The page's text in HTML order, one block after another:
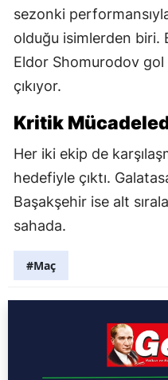
sezonki
olduğu isimlerden biri.
Eldor Shomurodov
çıkıyor.
Kritik
Her iki ekip de
hedefiyle çıktı.
Başakşehir ise alt
sahada.
#Maç